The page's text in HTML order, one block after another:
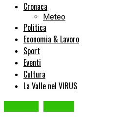
Cronaca
Meteo
Politica
Economia & Lavoro
Sport
Eventi
Cultura
La Valle nel VIRUS